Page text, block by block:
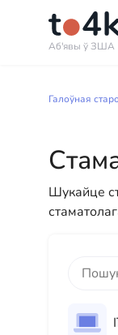
Аб'явы ў ЗША
Галоўная
Шукайце